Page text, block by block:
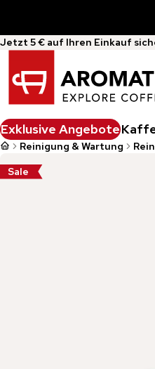
Jetzt 5 € auf Ihren Einkauf
Exklusive Angebote
Reinigung & Wartung
Sale